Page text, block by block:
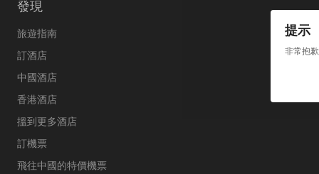
提示
非常抱
發現
旅遊指南
訂酒店
中國酒店
香港酒店
搵到更多酒店
訂機票
飛往中國的特價機票